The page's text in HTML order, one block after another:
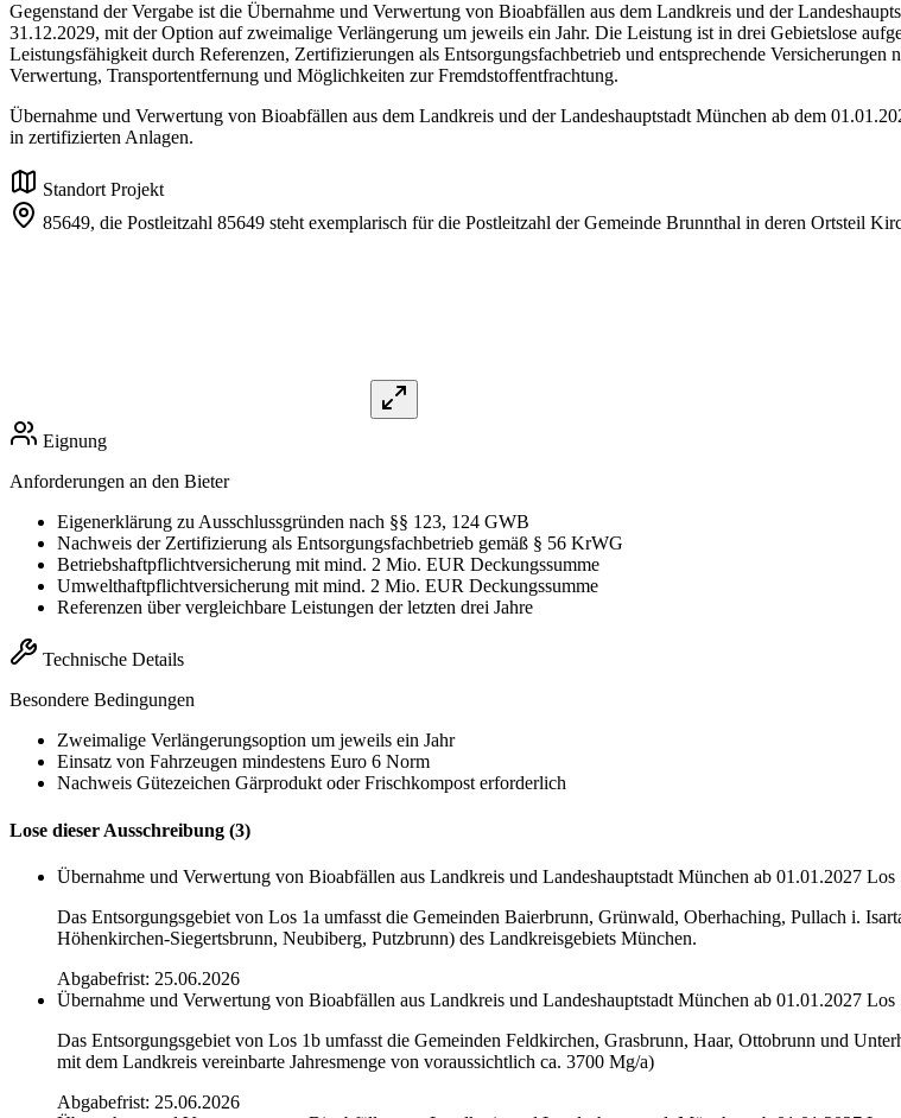
Gegenstand der Vergabe ist die Übernahme und Verwertung von Bioabfällen aus dem Landkreis und der
31.12.2029, mit der Option auf zweimalige Verlängerung um jeweils ein Jahr. Die Leistung ist in drei Gebietslose
Leistungsfähigkeit durch Referenzen, Zertifizierungen als Entsorgungsfachbetrieb und entsprechende
Verwertung, Transportentfernung und Möglichkeiten zur Fremdstoffentfrachtung.
Übernahme und Verwertung von Bioabfällen aus dem Landkreis und der Landeshauptstadt München ab dem
in zertifizierten Anlagen.
Standort Projekt
85649, die Postleitzahl 85649 steht exemplarisch für die Postleitzahl der Gemeinde Brunnthal in deren Ortsteil
Eignung
Anforderungen an den Bieter
Eigenerklärung zu Ausschlussgründen nach §§ 123, 124 GWB
Nachweis der Zertifizierung als Entsorgungsfachbetrieb gemäß § 56 KrWG
Betriebshaftpflichtversicherung mit mind. 2 Mio. EUR Deckungssumme
Umwelthaftpflichtversicherung mit mind. 2 Mio. EUR Deckungssumme
Referenzen über vergleichbare Leistungen der letzten drei Jahre
Technische Details
Besondere Bedingungen
Zweimalige Verlängerungsoption um jeweils ein Jahr
Einsatz von Fahrzeugen mindestens Euro 6 Norm
Nachweis Gütezeichen Gärprodukt oder Frischkompost erforderlich
Lose dieser Ausschreibung (3)
Übernahme und Verwertung von Bioabfällen aus Landkreis und Landeshauptstadt München ab 01.01.2027 Los
Das Entsorgungsgebiet von Los 1a umfasst die Gemeinden Baierbrunn, Grünwald, Oberhaching, Pullach i.
Höhenkirchen-Siegertsbrunn, Neubiberg, Putzbrunn) des Landkreisgebiets München.
Abgabefrist: 25.06.2026
Übernahme und Verwertung von Bioabfällen aus Landkreis und Landeshauptstadt München ab 01.01.2027 Los
Das Entsorgungsgebiet von Los 1b umfasst die Gemeinden Feldkirchen, Grasbrunn, Haar, Ottobrunn und
mit dem Landkreis vereinbarte Jahresmenge von voraussichtlich ca. 3700 Mg/a)
Abgabefrist: 25.06.2026